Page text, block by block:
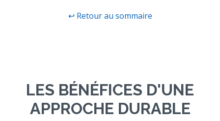
↩ Retour au sommaire
LES BÉNÉFICES D'UNE
APPROCHE DURABLE